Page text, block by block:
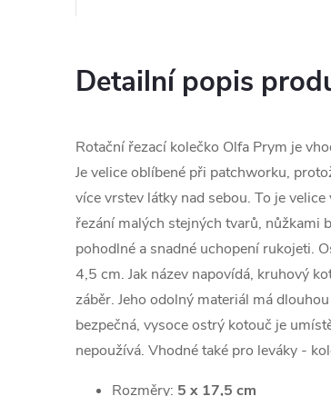
Detailní popis
Rotační řezací kolečko Olfa Prym je
Je velice oblíbené při patchworku,
více vrstev látky nad sebou. To je
řezání malých stejných tvarů, nůžkami
pohodlné a snadné uchopení rukojeti.
4,5 cm. Jak název napovídá, kruhový
záběr. Jeho odolný materiál má
bezpečná, vysoce ostrý kotouč je
nepoužívá. Vhodné také pro leváky -
Rozměry: 5 x 17,5 cm